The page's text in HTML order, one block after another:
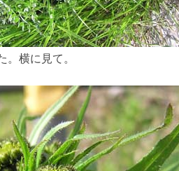
横に見て。